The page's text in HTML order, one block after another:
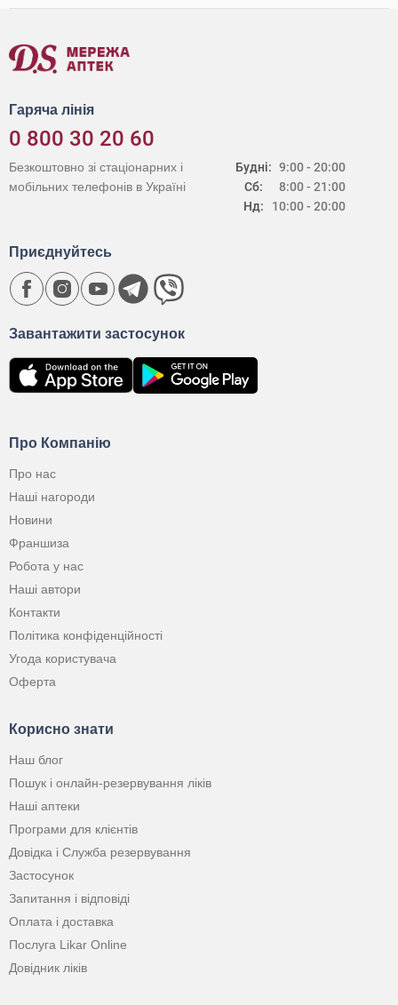
Гаряча лінія
0 800 30 20 60
Будні:
Сб:
Нд:
9:00 - 20:00
8:00 - 21:00
10:00 - 20:00
Безкоштовно зі стаціонарних і
мобільних телефонів в Україні
Про Компанію
Про нас
Наші нагороди
Новини
Франшиза
Робота у нас
Наші автори
Контакти
Політика конфіденційності
Угода користувача
Оферта
Корисно знати
Наш блог
Пошук і онлайн-резервування ліків
Наші аптеки
Програми для клієнтів
Довідка і Служба резервування
Застосунок
Запитання і відповіді
Оплата і доставка
Послуга Likar Online
Довідник ліків
Завантажити застосунок
Приєднуйтесь